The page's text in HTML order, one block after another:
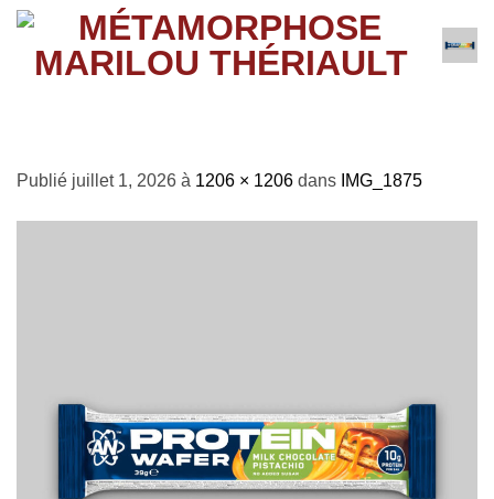
Passer
contenu
Publié juillet 1, 2026 à 1206 × 1206 dans IMG_1875